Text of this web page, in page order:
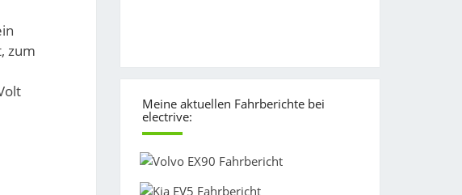
zum
Meine aktuellen Fahrberichte bei
electrive: